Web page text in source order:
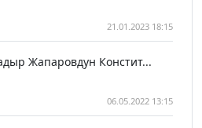
21.01.2023 18:15
Жапаровдун Констит...
06.05.2022 13:15